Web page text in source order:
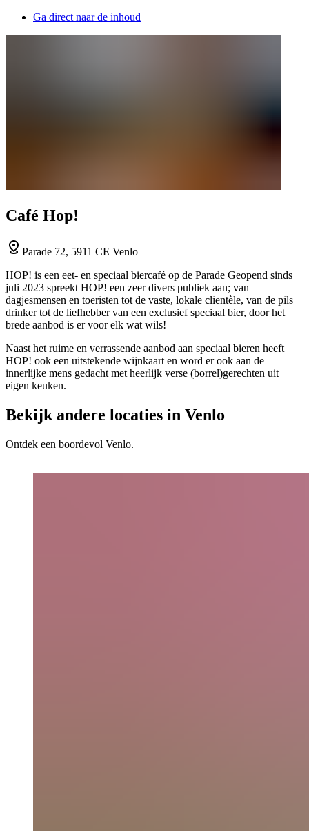
Ga direct naar de inhoud
Café Hop!
Parade 72, 5911 CE Venlo
HOP! is een eet- en speciaal biercafé op de Parade Geopend sinds
juli 2023 spreekt HOP! een zeer divers publiek aan; van
dagjesmensen en toeristen tot de vaste, lokale clientèle, van de pils
drinker tot de liefhebber van een exclusief speciaal bier, door het
brede aanbod is er voor elk wat wils!
Naast het ruime en verrassende aanbod aan speciaal bieren heeft
HOP! ook een uitstekende wijnkaart en word er ook aan de
innerlijke mens gedacht met heerlijk verse (borrel)gerechten uit
eigen keuken.
Bekijk andere locaties in Venlo
Ontdek een boordevol Venlo.